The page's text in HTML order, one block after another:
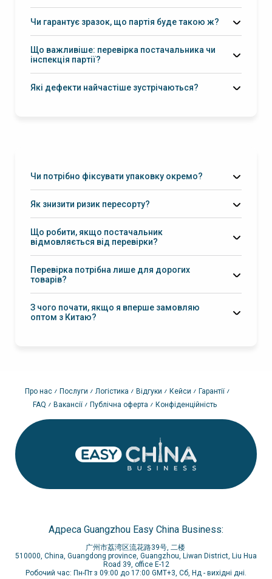
Чи гарантує зразок, що партія буде такою ж?
Що важливіше: перевірка постачальника чи
інспекція партії?
Які дефекти найчастіше зустрічаються?
Чи потрібно фіксувати упаковку окремо?
Як знизити ризик пересорту?
Що робити, якщо постачальник
відмовляється від перевірки?
Перевірка потрібна лише для дорогих
товарів?
З чого почати, якщо я вперше замовляю
оптом з Китаю?
Адреса Guangzhou Easy China Business:
广州市荔湾区流花路39号, 二楼
510000, China, Guangdong province, Guangzhou, Liwan District, Liu Hua
Road 39, office E-12
Робочий час: Пн-Пт з 09:00 до 17:00 GMT+3, Сб, Нд - вихідні дні.
Про нас Послуги Логістика Відгуки Кейси
Гарантії
FAQ
Вакансії Публічна оферта Конфіденційність